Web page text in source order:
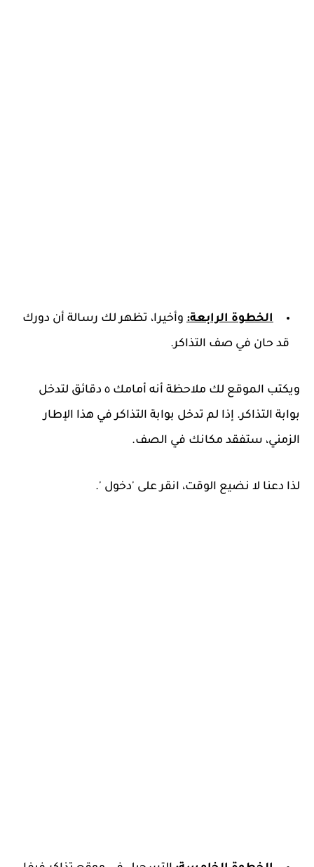
الخطوة الرابعة: وأخيرا، تظهر لك رسالة أن دورك
قد حان في صف التذاكر.
ويكتب الموقع لك ملاحظة أنه أمامك ٥ دقائق لتدخل
بوابة التذاكر. إذا لم تدخل بوابة التذاكر في هذا الإطار
الزمني، ستفقد مكانك في الصف.
لذا دعنا لا نضيع الوقت، انقر على 'دخول '.